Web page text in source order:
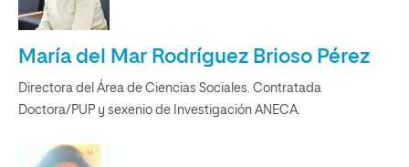
María del Mar Rodríguez Brioso Pérez
Directora del Área de Ciencias Sociales. Contratada
Doctora/PUP y sexenio de Investigación ANECA.